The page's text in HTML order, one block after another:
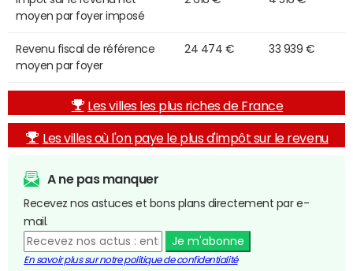
moyen par foyer imposé
Revenu fiscal de référence
moyen par foyer
24 474 € 33 939 €
Les villes les plus riches de France
Les villes où l'on paye le plus d'impôt sur le revenu
A ne pas manquer
Recevez nos astuces et bons plans directement par e-
mail.
Je m'abonne
En savoir plus sur notre politique de confidentialité